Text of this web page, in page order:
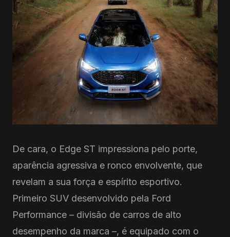
De cara, o Edge ST impressiona pelo porte,
aparência agressiva e ronco envolvente, que
revelam a sua força e espírito esportivo.
Primeiro SUV desenvolvido pela Ford
Performance – divisão de carros de alto
desempenho da marca –, é equipado com o